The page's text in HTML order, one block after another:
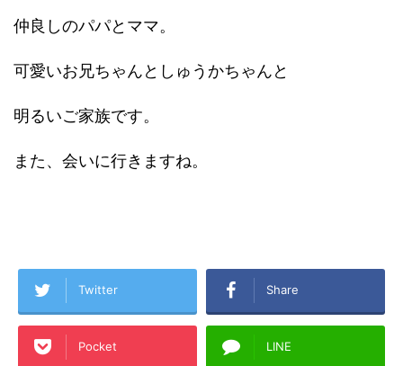
仲良しのパパとママ。
可愛いお兄ちゃんとしゅうかちゃんと
明るいご家族です。
また、会いに行きますね。
Twitter Share
Pocket LINE